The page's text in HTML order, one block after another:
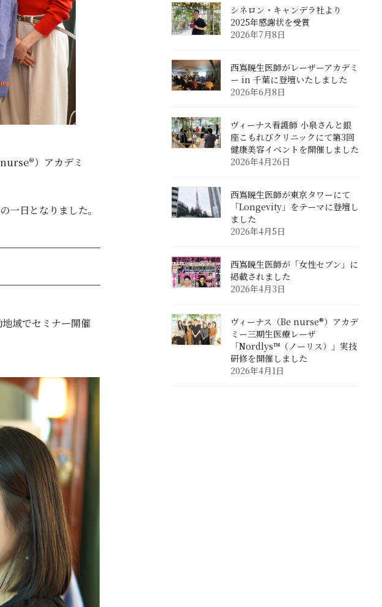
）アカデミ
日となりました。
域でセミナー開催
シネロン・キャンデラ社より
2025年感謝状を受賞
2026年7月8日
西嶌暁生医師がレーザーアカデミ
ー in 千葉に登壇いたしました
2026年6月8日
ヴィーナス看護師 小泉さんと銀
座こもれびクリニックにて第3回
健康美容イベントを開催しました
2026年4月26日
西嶌暁生医師が東京タワーにて
「Longevity」をテーマに登壇し
ました
2026年4月5日
西嶌暁生医師が「女性セブン」に
掲載されました
2026年4月3日
ヴィーナス（Be nurse®）アカデ
ミー三期生医療レーザ
「Nordlys™（ノーリス）」実技
研修を開催しました
2026年4月1日